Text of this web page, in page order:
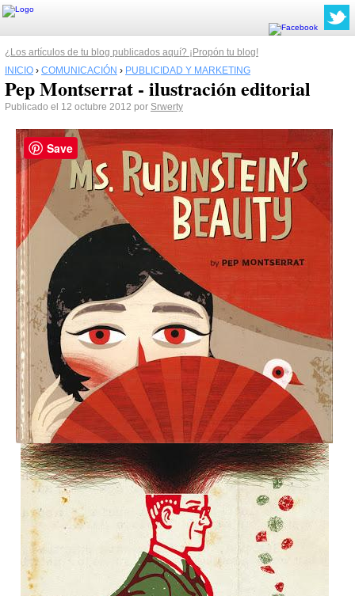
¿Los artículos de tu blog publicados aquí? ¡Propón tu blog!
INICIO › COMUNICACIÓN › PUBLICIDAD Y MARKETING
Pep Montserrat - ilustración editorial
Publicado el 12 octubre 2012 por Srwerty
Save